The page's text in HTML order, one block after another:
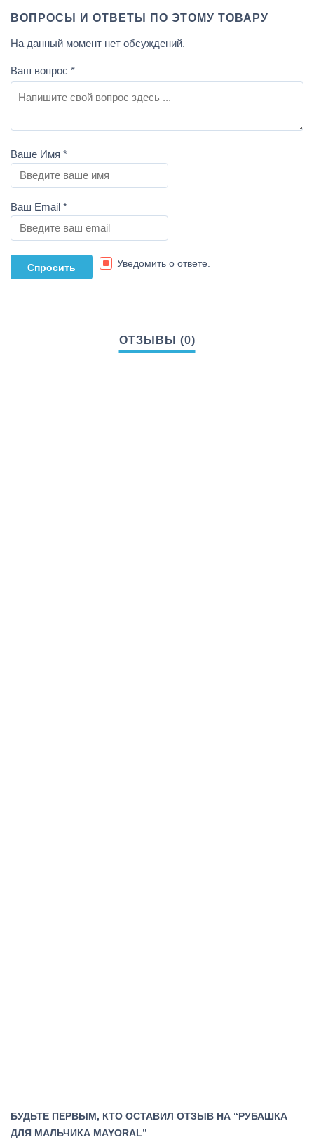
ВОПРОСЫ И ОТВЕТЫ ПО ЭТОМУ ТОВАРУ
На данный момент нет обсуждений.
Ваш вопрос *
Ваше Имя *
Ваш Email *
Уведомить о ответе.
БУДЬТЕ ПЕРВЫМ, КТО ОСТАВИЛ ОТЗЫВ НА “РУБАШКА
ДЛЯ МАЛЬЧИКА MAYORAL”